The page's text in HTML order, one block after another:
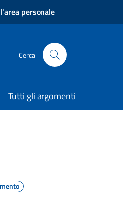
personale
Cerca
Tutti gli argomenti